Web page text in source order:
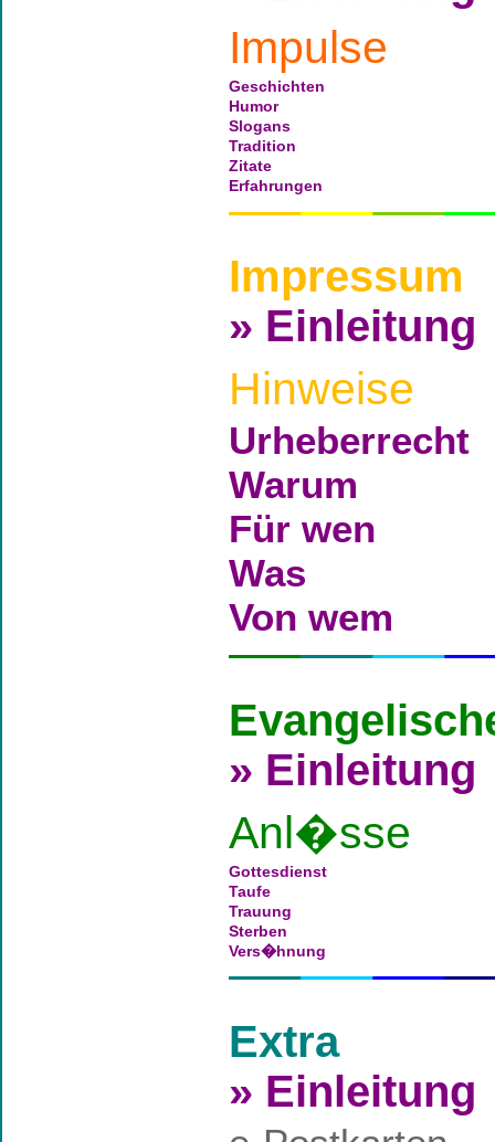
Impulse
Geschichten
Humor
Slogans
Tradition
Zitate
Erfahrungen
Impressum
» Einleitung
Hinweise
Urheberrecht
Warum
Für wen
Was
Von wem
» Einleitung
Anl�sse
Gottesdienst
Taufe
Trauung
Sterben
Vers�hnung
Extra
» Einleitung